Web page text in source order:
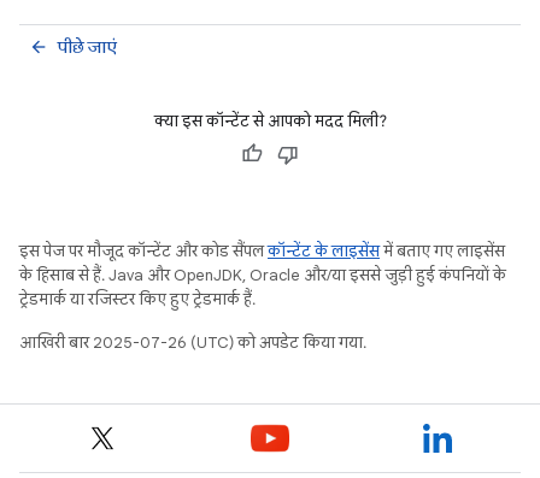
पीछे जाएं
arrow_back
क्या इस कॉन्टेंट से आपको मदद मिली?
इस पेज पर मौजूद कॉन्टेंट और कोड सैंपलकॉन्टेंट के लाइसेंसमें बताए गए लाइसेंस
के हिसाब से हैं. Java और OpenJDK, Oracle और/या इससे जुड़ी हुई कंपनियों के
ट्रेडमार्क या रजिस्टर किए हुए ट्रेडमार्क हैं.
आखिरी बार 2025-07-26 (UTC) को अपडेट किया गया.